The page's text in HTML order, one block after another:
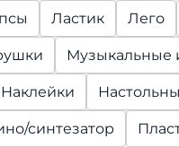
Ластик Лего
Музыкальные
Наклейки
синтезатор